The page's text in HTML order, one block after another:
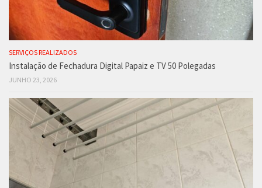
SERVIÇOS REALIZADOS
Instalação de Fechadura Digital Papaiz e TV 50 Polegadas
JUNHO 23, 2026